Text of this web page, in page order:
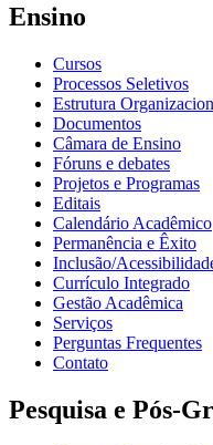
Ensino
Cursos
Processos Seletivos
Estrutura
Documentos
Câmara de Ensino
Fóruns e debates
Projetos e Programas
Editais
Calendário Acadêmico
Permanência e Êxito
Inclusão/
Currículo Integrado
Gestão Acadêmica
Serviços
Perguntas Frequentes
Contato
Pesquisa e Pós-